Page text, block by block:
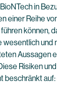
in
einer Reihe
können,
und
Aussagen
Risiken
beschränkt